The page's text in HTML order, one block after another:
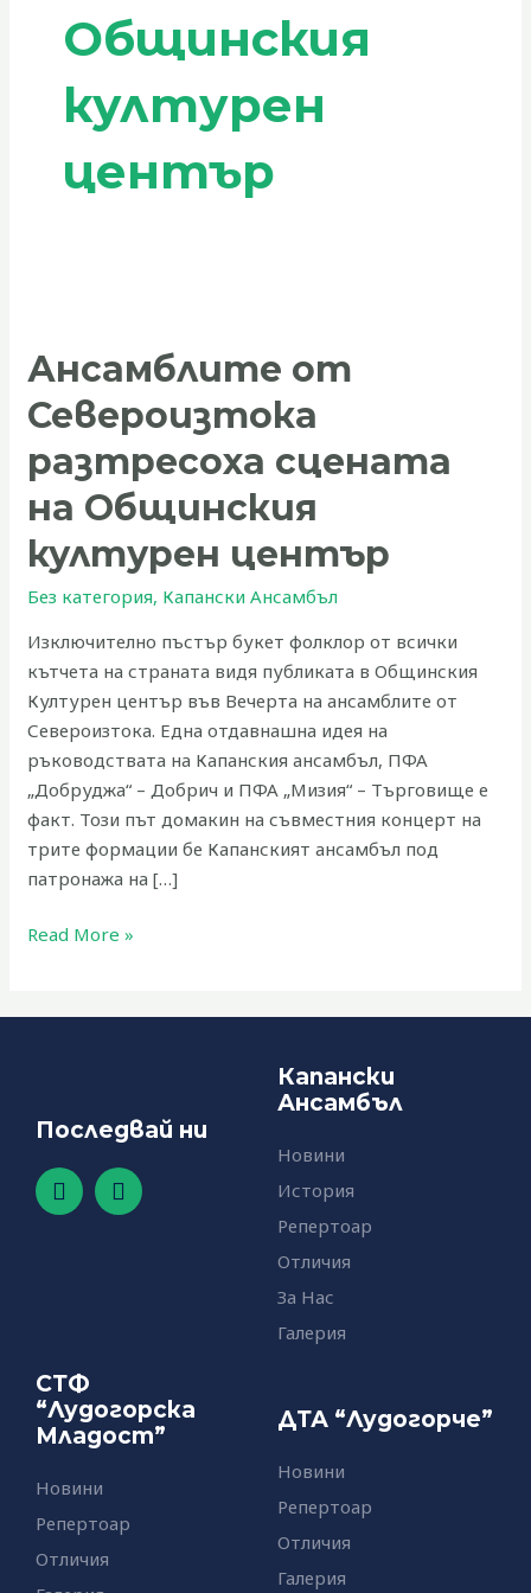
Общинския
културен
център
Ансамблите от
Североизтока
разтресоха сцената
на Общинския
културен център
Без категория, Капански Ансамбъл
Изключително пъстър букет фолклор от всички
кътчета на страната видя публиката в Общинския
Културен център във Вечерта на ансамблите от
Североизтока. Една отдавнашна идея на
ръководствата на Капанския ансамбъл, ПФА
„Добруджа“ – Добрич и ПФА „Мизия“ – Търговище е
факт. Този път домакин на съвместния концерт на
трите формации бе Капанският ансамбъл под
патронажа на […]
Североизтока
сцената
на
Общинския
културен
център
Read More »
Последвай ни
F
a
c
-
f
Y
o
u
Капански
Ансамбъл
Новини
История
Репертоар
Отличия
За Нас
Галерия
СТФ
“Лудогорска
Младост”
Новини
Репертоар
Отличия
ДТА “Лудогорче”
Новини
Репертоар
Отличия
Галерия